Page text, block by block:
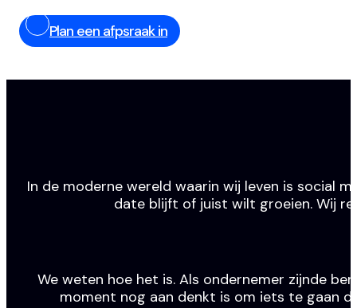
Plan een afpsraak in
In de moderne wereld waarin wij leven is social
date blijft of juist wilt groeien. Wij
We weten hoe het is. Als ondernemer zijnde
moment nog aan denkt is om iets te gaan